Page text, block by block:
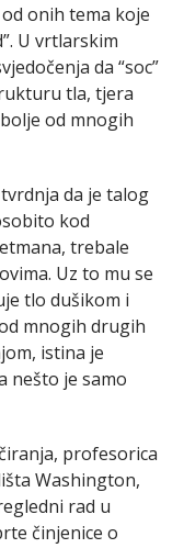
onih tema koje
U vrtlarskim
da “soc”
tla, tjera
od mnogih
da je talog
kod
trebale
Uz to mu se
tlo dušikom i
mnogih drugih
istina je
nešto je samo
profesorica
Washington,
rad u
činjenice o